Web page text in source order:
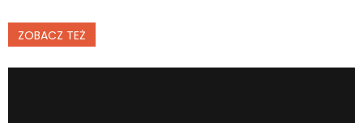
ZOBACZ TEŻ